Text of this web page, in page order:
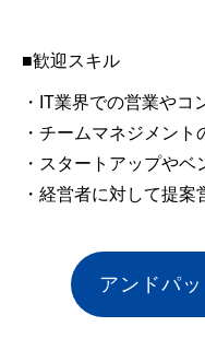
■歓迎スキル
・IT業界での営業やコ
・チームマネジメント
・スタートアップや
・経営者に対して提
アンドパ